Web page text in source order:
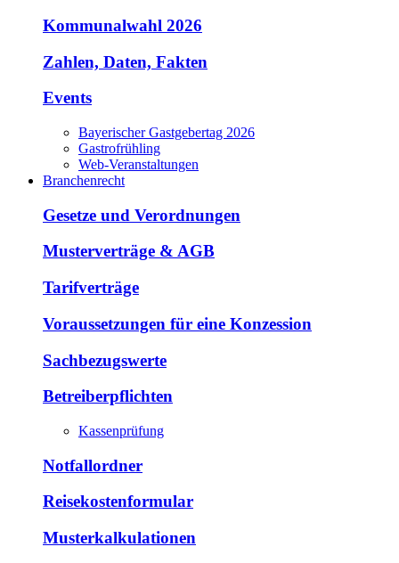
Kommunalwahl 2026
Zahlen, Daten, Fakten
Events
Bayerischer Gastgebertag 2026
Gastrofrühling
Web-Veranstaltungen
Branchenrecht
Gesetze und Verordnungen
Musterverträge & AGB
Tarifverträge
Voraussetzungen für eine Konzession
Sachbezugswerte
Betreiberpflichten
Kassenprüfung
Notfallordner
Reisekostenformular
Musterkalkulationen